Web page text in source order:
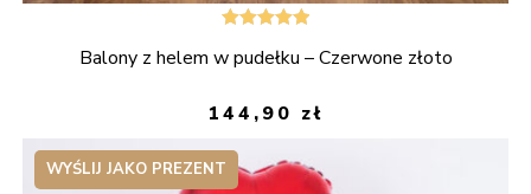
5.00na 5
Balony z helem w pudełku – Czerwone złoto
144,90 zł
WYŚLIJ JAKO PREZENT